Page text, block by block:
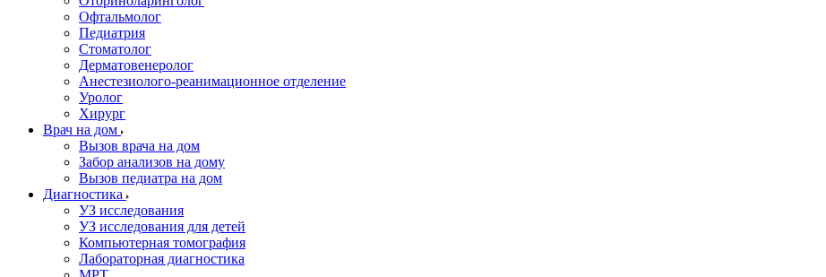
Офтальмолог
Педиатрия
Стоматолог
Дерматовенеролог
Анестезиолого-реанимационное отделение
Уролог
Хирург
Врач на дом
Вызов врача на дом
Забор анализов на дому
Вызов педиатра на дом
Диагностика
УЗ исследования
УЗ исследования для детей
Компьютерная томография
Лабораторная диагностика